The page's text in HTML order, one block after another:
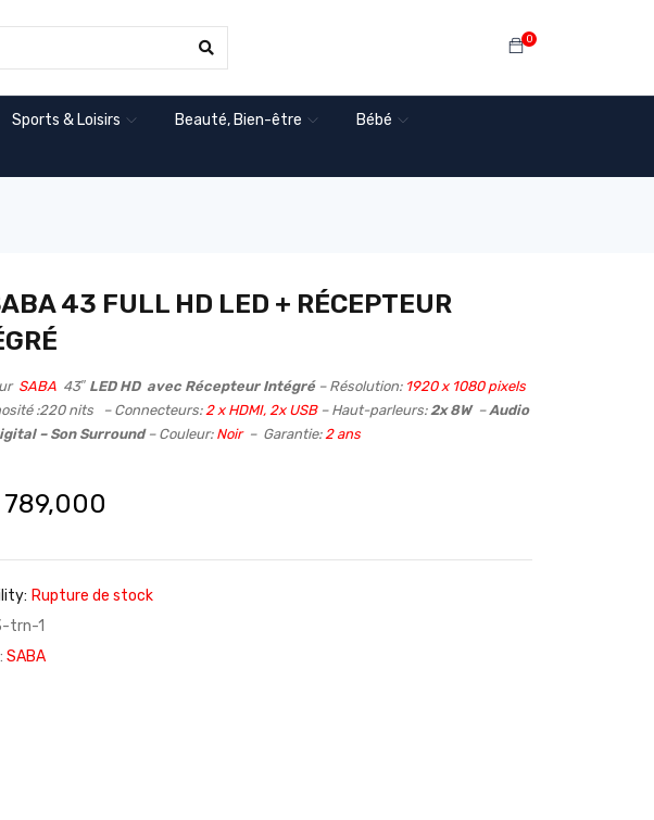
0
Sports & Loisirs Beauté, Bien-être
Bébé
43 FULL HD LED + RÉCEPTEUR
SABA 43″ LED HD avec Récepteur Intégré– Résolution: 1920 x 1080 pixels
:220 nits
– Connecteurs:2 x HDMI, 2x USB – Haut-parleurs:2x 8W –Audio
– Son Surround– Couleur: Noir– Garantie:2 ans
789,000
Rupture de stock
trn-1
SABA